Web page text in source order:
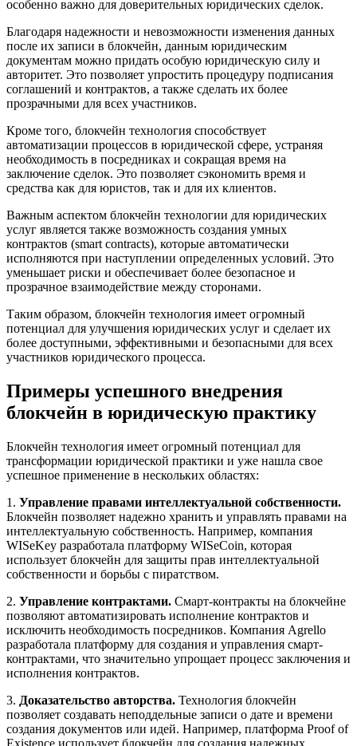
особенно важно для доверительных юридических сделок.
Благодаря надежности и невозможности изменения данных
после их записи в блокчейн, данным юридическим
документам можно придать особую юридическую силу и
авторитет. Это позволяет упростить процедуру подписания
соглашений и контрактов, а также сделать их более
прозрачными для всех участников.
Кроме того, блокчейн технология способствует
автоматизации процессов в юридической сфере, устраняя
необходимость в посредниках и сокращая время на
заключение сделок. Это позволяет сэкономить время и
средства как для юристов, так и для их клиентов.
Важным аспектом блокчейн технологии для юридических
услуг является также возможность создания умных
контрактов (smart contracts), которые автоматически
исполняются при наступлении определенных условий. Это
уменьшает риски и обеспечивает более безопасное и
прозрачное взаимодействие между сторонами.
Таким образом, блокчейн технология имеет огромный
потенциал для улучшения юридических услуг и сделает их
более доступными, эффективными и безопасными для всех
участников юридического процесса.
Примеры успешного внедрения
блокчейн в юридическую практику
Блокчейн технология имеет огромный потенциал для
трансформации юридической практики и уже нашла свое
успешное применение в нескольких областях:
1. Управление правами интеллектуальной собственности.
Блокчейн позволяет надежно хранить и управлять правами на
интеллектуальную собственность. Например, компания
WISeKey разработала платформу WISeCoin, которая
использует блокчейн для защиты прав интеллектуальной
собственности и борьбы с пиратством.
2. Управление контрактами. Смарт-контракты на блокчейне
позволяют автоматизировать исполнение контрактов и
исключить необходимость посредников. Компания Agrello
разработала платформу для создания и управления смарт-
контрактами, что значительно упрощает процесс заключения и
исполнения контрактов.
3. Доказательство авторства. Технология блокчейн
позволяет создавать неподдельные записи о дате и времени
создания документов или идей. Например, платформа Proof of
Existence использует блокчейн для создания надежных